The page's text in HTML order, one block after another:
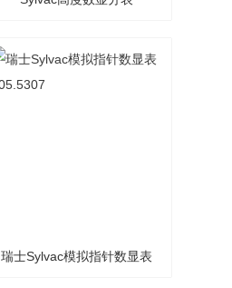
瑞士Sylvac模拟指针数显表